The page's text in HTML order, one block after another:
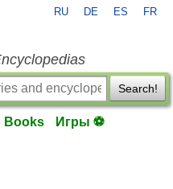
RU DE ES FR
Search!
Books Игры ⚽